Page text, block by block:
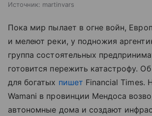
Источник: martinvars
Пока мир пылает в огне войн,
и мелеют реки, у подножия
группа состоятельных
готовится пережить катастрофу.
для богатых пишет Financial Times.
Wamani в провинции Мендоса
автономные дома и создают